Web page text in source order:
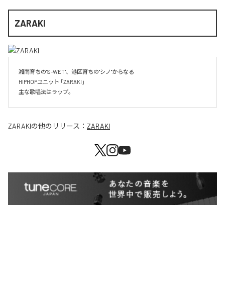
ZARAKI
湘南育ちの"S-WET"、港区育ちの"シノ"からなる
HIPHOPユニット 「ZARAKI」
主な歌唱法はラップ。
ZARAKIの他のリリース： ZARAKI